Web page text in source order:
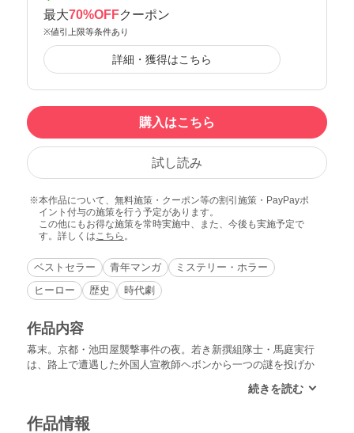
最大70%OFFクーポン
※値引上限等条件あり
詳細・獲得はこちら
購入はこちら
試し読み
本作品について、無料施策・クーポン等の割引施策・PayPayポ
イント付与の施策を行う予定があります。
この他にもお得な施策を常時実施中、また、今後も実施予定で
す。詳しくは こちら 。
ベストセラー 青年マンガ
ミステリー・ホラー
ヒーロー
歴史 時代劇
作品内容
幕末。京都・池田屋襲撃事件の夜。若き新撰組隊士・馬庭実行
は、路上で遭遇した外国人宣教師ヘボンから一つの謎を投げか
古代ユダヤを結ぶ接点とは？146年後に人類を滅亡に導くとい
しながらも「謎」に引きこまれていく実行。悠久の時を隔てた
作品情報